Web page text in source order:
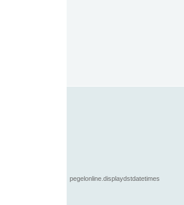
pegelonline.displaydstdatetimes